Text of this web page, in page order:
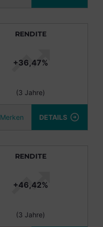
RENDITE
+36,47%
(3 Jahre)
Merken DETAILS
RENDITE
+46,42%
(3 Jahre)